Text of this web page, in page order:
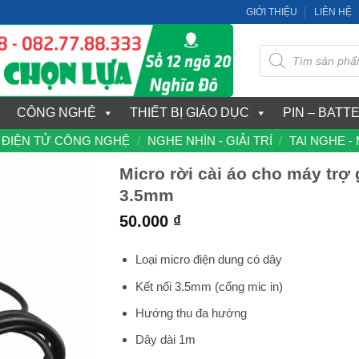
GIỚI THIỆU LIÊN HỆ
Tìm
kiếm
sản
phẩm
CÔNG NGHỆ THIẾT BỊ GIÁO DỤC PIN –
ĐIỆN TỬ CÔNG NGHỆ / NGHE NHÌN - GIẢI TRÍ / TAI NGHE -
Micro rời cài áo cho máy trợ
3.5mm
50.000 ₫
Loại micro điện dung có dây
Kết nối 3.5mm (cổng mic in)
Hướng thu đa hướng
Dây dài 1m